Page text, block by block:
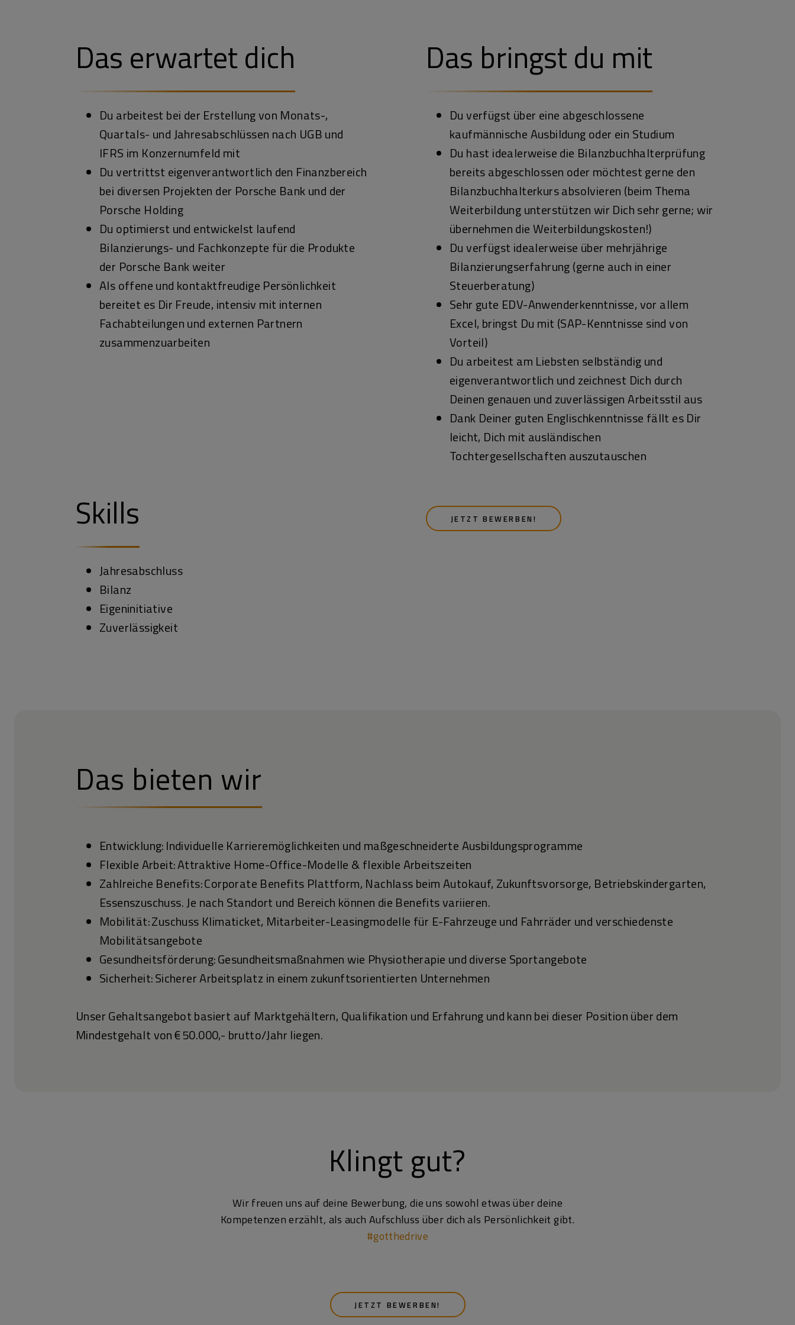
Das erwartet dich
Du arbeitest bei der Erstellung von Monats-,
Quartals- und Jahresabschlüssen nach UGB und
IFRS im Konzernumfeld mit
Du vertrittst eigenverantwortlich den Finanzbereich
bei diversen Projekten der Porsche Bank und der
Porsche Holding
Du optimierst und entwickelst laufend
Bilanzierungs- und Fachkonzepte für die Produkte
der Porsche Bank weiter
Als offene und kontaktfreudige Persönlichkeit
bereitet es Dir Freude, intensiv mit internen
Fachabteilungen und externen Partnern
zusammenzuarbeiten
Das bringst du mit
Du verfügst über eine abgeschlossene
kaufmännische Ausbildung oder ein Studium
Du hast idealerweise die Bilanzbuchhalterprüfung
bereits abgeschlossen oder möchtest gerne den
Bilanzbuchhalterkurs absolvieren (beim Thema
Weiterbildung unterstützen wir Dich sehr gerne; wir
übernehmen die Weiterbildungskosten!)
Du verfügst idealerweise über mehrjährige
Bilanzierungserfahrung (gerne auch in einer
Steuerberatung)
Sehr gute EDV-Anwenderkenntnisse, vor allem
Excel, bringst Du mit (SAP-Kenntnisse sind von
Vorteil)
Du arbeitest am Liebsten selbständig und
eigenverantwortlich und zeichnest Dich durch
Deinen genauen und zuverlässigen Arbeitsstil aus
Dank Deiner guten Englischkenntnisse fällt es Dir
leicht, Dich mit ausländischen
Tochtergesellschaften auszutauschen
Skills
Jahresabschluss
Bilanz
Eigeninitiative
Zuverlässigkeit
JETZT BEWERBEN!
Das bieten wir
Entwicklung: Individuelle Karrieremöglichkeiten und maßgeschneiderte Ausbildungsprogramme
Flexible Arbeit: Attraktive Home-Office-Modelle & flexible Arbeitszeiten
Zahlreiche Benefits: Corporate Benefits Plattform, Nachlass beim Autokauf, Zukunftsvorsorge, Betriebskindergarten,
Essenszuschuss. Je nach Standort und Bereich können die Benefits variieren.
Mobilität: Zuschuss Klimaticket, Mitarbeiter-Leasingmodelle für E-Fahrzeuge und Fahrräder und verschiedenste
Mobilitätsangebote
Gesundheitsförderung: Gesundheitsmaßnahmen wie Physiotherapie und diverse Sportangebote
Sicherheit: Sicherer Arbeitsplatz in einem zukunftsorientierten Unternehmen
Unser Gehaltsangebot basiert auf Marktgehältern, Qualifikation und Erfahrung und kann bei dieser Position über dem
Mindestgehalt von € 50.000,- brutto/Jahr liegen.
Klingt gut?
Wir freuen uns auf deine Bewerbung, die uns sowohl etwas über deine
Kompetenzen erzählt, als auch Aufschluss über dich als Persönlichkeit gibt.
#gotthedrive
JETZT BEWERBEN!